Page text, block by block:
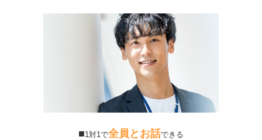
■1対1で全員とお話できる